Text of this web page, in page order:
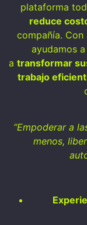
plataforma
reduce
compañía. Con
ayudamos
a transformar
trabajo
“Empoderar a
menos,